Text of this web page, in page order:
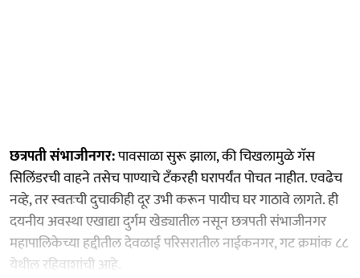
छत्रपती संभाजीनगर:पावसाळा सुरू झाला, की चिखलामुळे गॅस
सिलिंडरची वाहने तसेच पाण्याचे टँकरही घरापर्यंत पोचत नाहीत. एवढेच
नव्हे, तर स्वतःची दुचाकीही दूर उभी करून पायीच घर गाठावे लागते. ही
दयनीय अवस्था एखाद्या दुर्गम खेड्यातील नसून छत्रपती संभाजीनगर
महापालिकेच्या हद्दीतील देवळाई परिसरातील नाईकनगर, गट क्रमांक ८८
येथील रहिवाशांची आहे.